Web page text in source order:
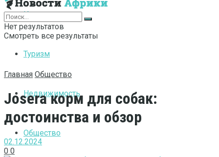
Интернет
Туризм
Недвижимость
Общество
Нет результатов
Смотреть все результаты
Главная Общество
Josera корм для собак:
достоинства и обзор
02.12.2024
0 0